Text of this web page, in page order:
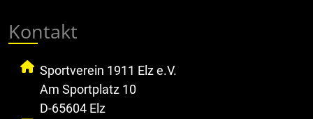
Kontakt
Sportverein 1911 Elz e.V.
Am Sportplatz 10
D-65604 Elz